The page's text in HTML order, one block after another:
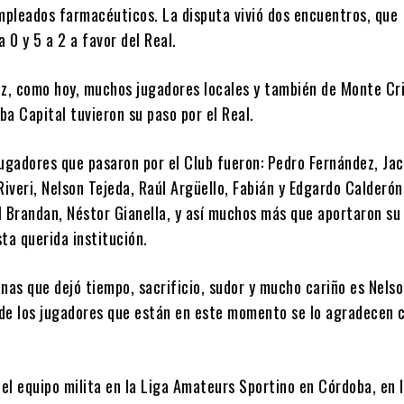
farmacéuticos. La disputa vivió dos encuentros, que
0 y 5 a 2 a favor del Real.
como hoy, muchos jugadores locales y también de Monte
Capital tuvieron su paso por el Real.
que pasaron por el Club fueron: Pedro Fernández,
Nelson Tejeda, Raúl Argüello, Fabián y Edgardo
Brandan, Néstor Gianella, y así muchos más que aportaron
querida institución.
que dejó tiempo, sacrificio, sudor y mucho cariño es
los jugadores que están en este momento se lo agradecen
equipo milita en la Liga Amateurs Sportino en Córdoba, en